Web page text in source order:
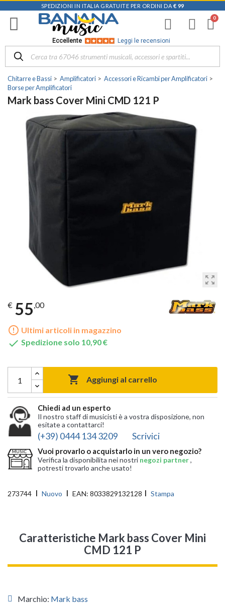
SPEDIZIONI IN ITALIA GRATUITE PER ORDINI DA € 99
Eccellente Leggi le recensioni
Chitarre e Bassi Amplificatori
Accessori e Ricambi per Amplificatori
Borse per Amplificatori
Mark bass Cover Mini CMD 121 P
zoom_out_map
€ 55,00
error_outline Ultimi articoli in magazzino
 Spedizione solo 10,90 €
 Aggiungi al carrello
Chiedi ad un esperto
Il nostro staff di musicisti è a vostra disposizione, non
esitate a contattarci!
(+39) 0444 134 3209 Scrivici
Vuoi provarlo o acquistarlo in un vero negozio?
Verifica la disponibilita nei nostri negozi partner,
potresti trovarlo anche usato!
273744 Nuovo EAN: 8033829132128 Stampa
Caratteristiche Mark bass Cover Mini
CMD 121 P
Marchio: Mark bass